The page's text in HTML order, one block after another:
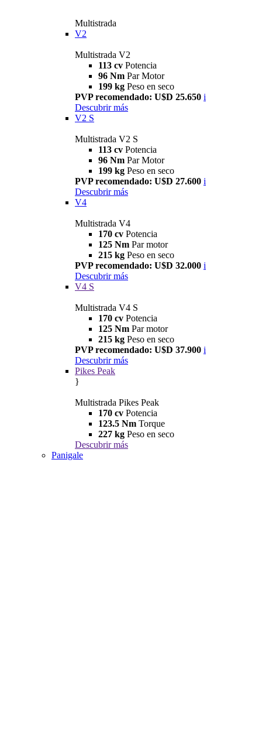
Multistrada
V2
Multistrada V2
113 cv Potencia
96 Nm Par Motor
199 kg Peso en seco
PVP recomendado: U$D 25.650 i
Descubrir más
V2 S
Multistrada V2 S
113 cv Potencia
96 Nm Par Motor
199 kg Peso en seco
PVP recomendado: U$D 27.600 i
Descubrir más
V4
Multistrada V4
170 cv Potencia
125 Nm Par motor
215 kg Peso en seco
PVP recomendado: U$D 32.000 i
Descubrir más
V4 S
Multistrada V4 S
170 cv Potencia
125 Nm Par motor
215 kg Peso en seco
PVP recomendado: U$D 37.900 i
Descubrir más
Pikes Peak
}
Multistrada Pikes Peak
170 cv Potencia
123.5 Nm Torque
227 kg Peso en seco
Descubrir más
Panigale